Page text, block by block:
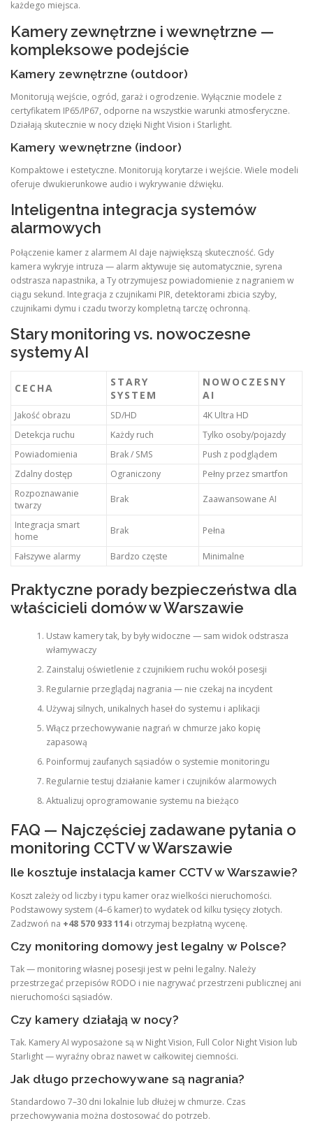
każdego miejsca.
Kamery zewnętrzne i wewnętrzne —
kompleksowe podejście
Kamery zewnętrzne (outdoor)
Monitorują wejście, ogród, garaż i ogrodzenie. Wyłącznie modele z
certyfikatem IP65/IP67, odporne na wszystkie warunki atmosferyczne.
Działają skutecznie w nocy dzięki Night Vision i Starlight.
Kamery wewnętrzne (indoor)
Kompaktowe i estetyczne. Monitorują korytarze i wejście. Wiele modeli
oferuje dwukierunkowe audio i wykrywanie dźwięku.
Inteligentna integracja systemów
alarmowych
Połączenie kamer z alarmem AI daje największą skuteczność. Gdy
kamera wykryje intruza — alarm aktywuje się automatycznie, syrena
odstrasza napastnika, a Ty otrzymujesz powiadomienie z nagraniem w
ciągu sekund. Integracja z czujnikami PIR, detektorami zbicia szyby,
czujnikami dymu i czadu tworzy kompletną tarczę ochronną.
Stary monitoring vs. nowoczesne
systemy AI
CECHA
STARY
SYSTEM
NOWOCZESNY
AI
Jakość obrazu SD/HD
4K Ultra HD
Detekcja ruchu
Każdy ruch
Tylko osoby/pojazdy
Powiadomienia
Brak / SMS
Push z podglądem
Zdalny dostęp
Ograniczony
Pełny przez smartfon
Rozpoznawanie
twarzy
Brak Zaawansowane AI
Integracja smart
home
Brak Pełna
Fałszywe alarmy Bardzo częste Minimalne
Praktyczne porady bezpieczeństwa dla
właścicieli domów w Warszawie
Ustaw kamery tak, by były widoczne — sam widok odstrasza
włamywaczy
Zainstaluj oświetlenie z czujnikiem ruchu wokół posesji
Regularnie przeglądaj nagrania — nie czekaj na incydent
Używaj silnych, unikalnych haseł do systemu i aplikacji
Włącz przechowywanie nagrań w chmurze jako kopię
zapasową
Poinformuj zaufanych sąsiadów o systemie monitoringu
Regularnie testuj działanie kamer i czujników alarmowych
Aktualizuj oprogramowanie systemu na bieżąco
FAQ — Najczęściej zadawane pytania o
monitoring CCTV w Warszawie
Ile kosztuje instalacja kamer CCTV w Warszawie?
Koszt zależy od liczby i typu kamer oraz wielkości nieruchomości.
Podstawowy system (4–6 kamer) to wydatek od kilku tysięcy złotych.
Zadzwoń na +48 570 933 114i otrzymaj bezpłatną wycenę.
Czy monitoring domowy jest legalny w Polsce?
Tak — monitoring własnej posesji jest w pełni legalny. Należy
przestrzegać przepisów RODO i nie nagrywać przestrzeni publicznej ani
nieruchomości sąsiadów.
Czy kamery działają w nocy?
Tak. Kamery AI wyposażone są w Night Vision, Full Color Night Vision lub
Starlight — wyraźny obraz nawet w całkowitej ciemności.
Jak długo przechowywane są nagrania?
Standardowo 7–30 dni lokalnie lub dłużej w chmurze. Czas
przechowywania można dostosować do potrzeb.